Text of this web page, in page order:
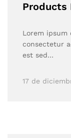
Products
Lorem
consectetur
est sed…
17 de